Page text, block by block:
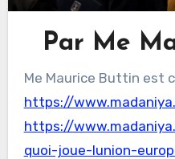
Par Me
Me Maurice Buttin
https://
https://
quoi-joue-lunion-